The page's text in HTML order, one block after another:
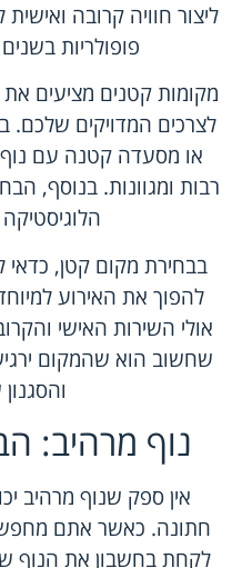
ליצור חוויה קרובה
פופולריות
מקומות קטנים מציעים
לצרכים המדויקים שלכם.
או מסעדה קטנה עם נוף
רבות ומגוונות. בנוסף,
בבחירת מקום קטן, כדאי
להפוך את האירוע
אולי השירות האישי
שחשוב הוא שהמקום
נוף מרהיב:
אין ספק שנוף מרהיב
חתונה. כאשר אתם
לקחת בחשבון את הנוף